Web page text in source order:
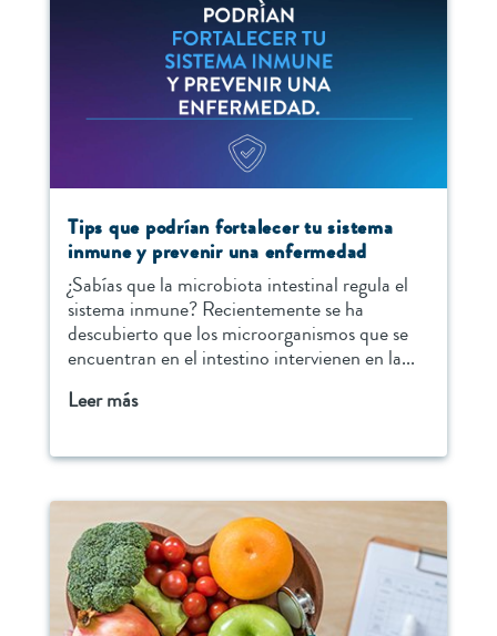
Tips que podrían fortalecer tu sistema
inmune y prevenir una enfermedad
¿Sabías que la microbiota intestinal regula el
sistema inmune? Recientemente se ha
descubierto que los microorganismos que se
encuentran en el intestino intervienen en la...
Leer más